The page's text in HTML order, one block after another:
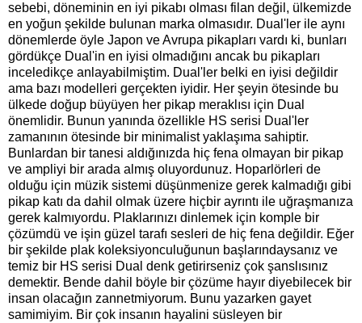
sebebi, döneminin en iyi pikabı olması filan değil, ülkemizde
en yoğun şekilde bulunan marka olmasıdır. Dual'ler ile aynı
dönemlerde öyle Japon ve Avrupa pikapları vardı ki, bunları
gördükçe Dual'in en iyisi olmadığını ancak bu pikapları
inceledikçe anlayabilmiştim. Dual'ler belki en iyisi değildir
ama bazı modelleri gerçekten iyidir. Her şeyin ötesinde bu
ülkede doğup büyüyen her pikap meraklısı için Dual
önemlidir. Bunun yanında özellikle HS serisi Dual'ler
zamanının ötesinde bir minimalist yaklaşıma sahiptir.
Bunlardan bir tanesi aldığınızda hiç fena olmayan bir pikap
ve ampliyi bir arada almış oluyordunuz. Hoparlörleri de
olduğu için müzik sistemi düşünmenize gerek kalmadığı gibi
pikap katı da dahil olmak üzere hiçbir ayrıntı ile uğraşmanıza
gerek kalmıyordu. Plaklarınızı dinlemek için komple bir
çözümdü ve işin güzel tarafı sesleri de hiç fena değildir. Eğer
bir şekilde plak koleksiyonculuğunun başlarındaysanız ve
temiz bir HS serisi Dual denk getirirseniz çok şanslısınız
demektir. Bende dahil böyle bir çözüme hayır diyebilecek bir
insan olacağın zannetmiyorum. Bunu yazarken gayet
samimiyim. Bir çok insanın hayalini süsleyen bir